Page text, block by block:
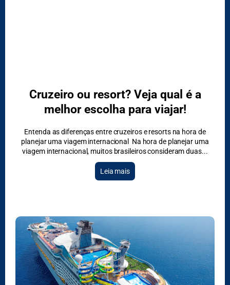
Cruzeiro ou resort? Veja qual é a
melhor escolha para viajar!
Entenda as diferenças entre cruzeiros e resorts na hora de
planejar uma viagem internacional Na hora de planejar uma
viagem internacional, muitos brasileiros consideram duas
Leia mais